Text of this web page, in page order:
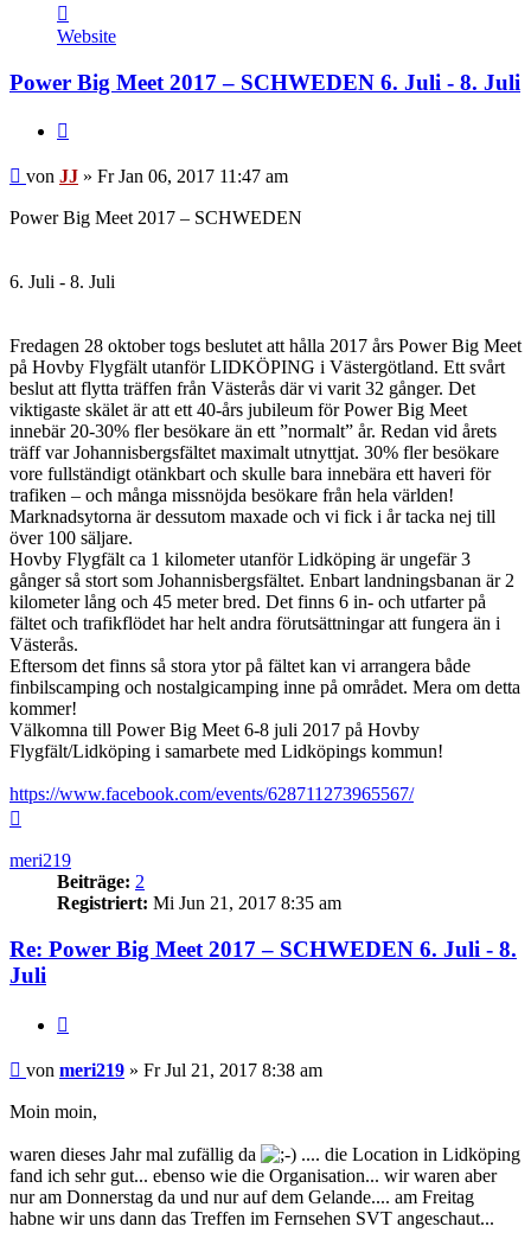
von
JJ
Website
Power Big Meet 2017 – SCHWEDEN 6. Juli - 8. Juli
Beitrag
von JJ » Fr Jan 06, 2017 11:47 am
Power Big Meet 2017 – SCHWEDEN
6. Juli - 8. Juli
Fredagen 28 oktober togs beslutet att hålla 2017 års Power Big Meet
på Hovby Flygfält utanför LIDKÖPING i Västergötland. Ett svårt
beslut att flytta träffen från Västerås där vi varit 32 gånger. Det
viktigaste skälet är att ett 40-års jubileum för Power Big Meet
innebär 20-30% fler besökare än ett ”normalt” år. Redan vid årets
träff var Johannisbergsfältet maximalt utnyttjat. 30% fler besökare
vore fullständigt otänkbart och skulle bara innebära ett haveri för
trafiken – och många missnöjda besökare från hela världen!
Marknadsytorna är dessutom maxade och vi fick i år tacka nej till
över 100 säljare.
Hovby Flygfält ca 1 kilometer utanför Lidköping är ungefär 3
gånger så stort som Johannisbergsfältet. Enbart landningsbanan är 2
kilometer lång och 45 meter bred. Det finns 6 in- och utfarter på
fältet och trafikflödet har helt andra förutsättningar att fungera än i
Västerås.
Eftersom det finns så stora ytor på fältet kan vi arrangera både
finbilscamping och nostalgicamping inne på området. Mera om detta
kommer!
Välkomna till Power Big Meet 6-8 juli 2017 på Hovby
Flygfält/Lidköping i samarbete med Lidköpings kommun!
https://www.facebook.com/events/628711273965567/
meri219
Beiträge: 2
Registriert: Mi Jun 21, 2017 8:35 am
Re: Power Big Meet 2017 – SCHWEDEN 6. Juli - 8.
Juli
Beitrag
von meri219 » Fr Jul 21, 2017 8:38 am
Moin moin,
waren dieses Jahr mal zufällig da
.... die Location in Lidköping
fand ich sehr gut... ebenso wie die Organisation... wir waren aber
nur am Donnerstag da und nur auf dem Gelande.... am Freitag
habne wir uns dann das Treffen im Fernsehen SVT angeschaut...